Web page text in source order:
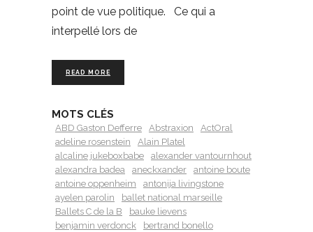
point de vue politique. Ce qui a
interpellé lors de
READ MORE
MOTS CLÉS
ABD Gaston Defferre Abstraxion
ActOral
adeline rosenstein
Alain Platel
alcaline jukeboxbabe
alexander vantournhout
alexandra badea
aneckxander
antoine boute
antoine oppenheim
antonija livingstone
ayelen parolin
ballet national marseille
Ballets C de la B
bauke lievens
benjamin verdonck
bertrand bonello